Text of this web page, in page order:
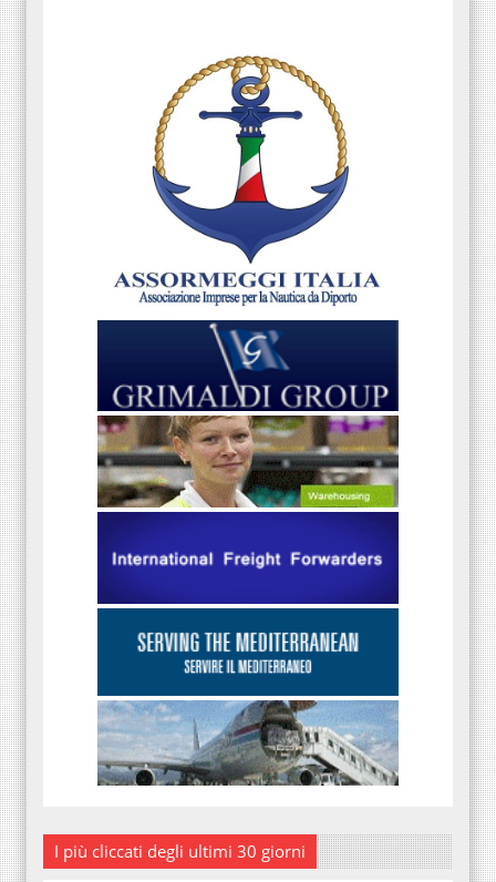
I più cliccati degli ultimi 30 giorni